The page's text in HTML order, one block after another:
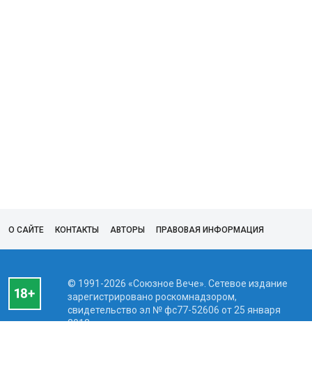
О САЙТЕ КОНТАКТЫ АВТОРЫ ПРАВОВАЯ ИНФОРМАЦИЯ
© 1991-2026 «Союзное Вече». Сетевое издание
зарегистрировано роскомнадзором,
свидетельство эл № фc77-52606 от 25 января
2013 года.